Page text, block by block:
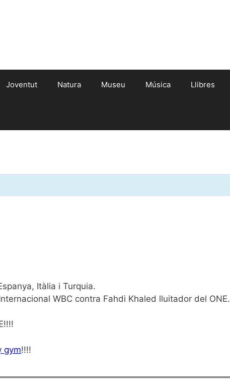
Joventut Natura Museu Música Llibres
Itàlia i Turquia.
WBC contra Fahdi Khaled lluitador del ONE.
gym!!!!